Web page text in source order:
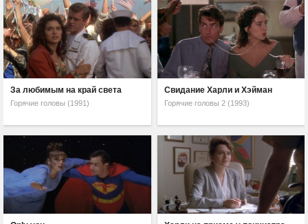
За любимым на край света
Горячие головы (1991)
Свидание Харли и Хэйман
Горячие головы 2 (1993)